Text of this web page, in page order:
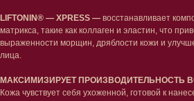
LIFTONIN® — XPRESS — восстанавливает
матрикса, такие как коллаген и эластин, что
выраженности морщин, дряблости кожи и
лица.
МАКСИМИЗИРУЕТ ПРОИЗВОДИТЕЛЬНОСТЬ
Кожа чувствует себя ухоженной, готовой к
Наборы
Декоротивная косметика
Волосы
Проблемы
Кондиционеры/бальзамы
Маски/скрабы